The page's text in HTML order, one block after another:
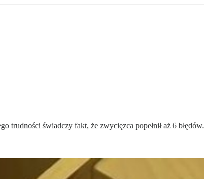
świadczy fakt, że zwycięzca popełnił aż 6 błędów.